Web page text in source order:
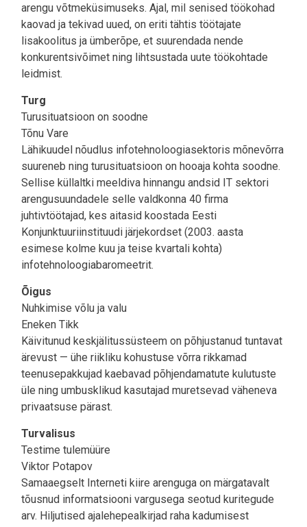
arengu võtmeküsimuseks. Ajal, mil senised töökohad
kaovad ja tekivad uued, on eriti tähtis töötajate
lisakoolitus ja ümberõpe, et suurendada nende
konkurentsivõimet ning lihtsustada uute töökohtade
leidmist.
Turg
Turusituatsioon on soodne
Tõnu Vare
Lähikuudel nõudlus infotehnoloogiasektoris mõnevõrra
suureneb ning turusituatsioon on hooaja kohta soodne.
Sellise küllaltki meeldiva hinnangu andsid IT sektori
arengusuundadele selle valdkonna 40 firma
juhtivtöötajad, kes aitasid koostada Eesti
Konjunktuuriinstituudi järjekordset (2003. aasta
esimese kolme kuu ja teise kvartali kohta)
infotehnoloogiabaromeetrit.
Õigus
Nuhkimise võlu ja valu
Eneken Tikk
Käivitunud keskjälitussüsteem on põhjustanud tuntavat
ärevust — ühe riikliku kohustuse võrra rikkamad
teenusepakkujad kaebavad põhjendamatute kulutuste
üle ning umbusklikud kasutajad muretsevad väheneva
privaatsuse pärast.
Turvalisus
Testime tulemüüre
Viktor Potapov
Samaaegselt Interneti kiire arenguga on märgatavalt
tõusnud informatsiooni vargusega seotud kuritegude
arv. Hiljutised ajalehepealkirjad raha kadumisest